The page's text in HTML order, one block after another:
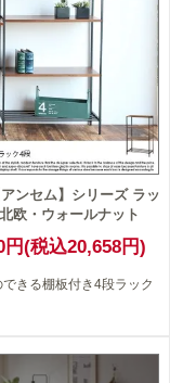
ンセム】シリーズ ラッ
欧・ウォールナット
円(税込20,658円)
きる棚板付き4段ラック